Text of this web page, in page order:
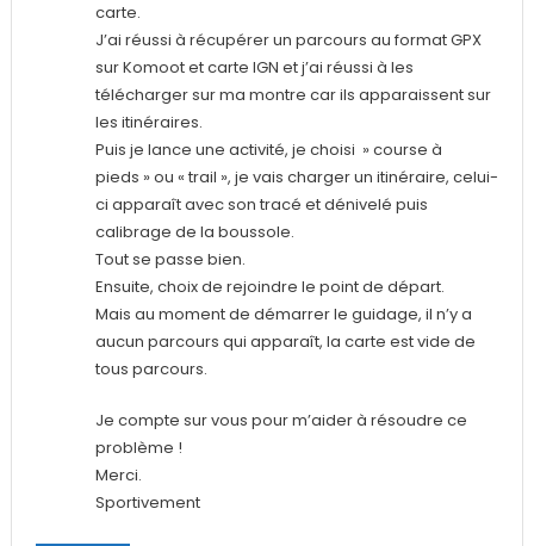
carte.
J’ai réussi à récupérer un parcours au format GPX
sur Komoot et carte IGN et j’ai réussi à les
télécharger sur ma montre car ils apparaissent sur
les itinéraires.
Puis je lance une activité, je choisi » course à
pieds » ou « trail », je vais charger un itinéraire, celui-
ci apparaît avec son tracé et dénivelé puis
calibrage de la boussole.
Tout se passe bien.
Ensuite, choix de rejoindre le point de départ.
Mais au moment de démarrer le guidage, il n’y a
aucun parcours qui apparaît, la carte est vide de
tous parcours.
Je compte sur vous pour m’aider à résoudre ce
problème !
Merci.
Sportivement